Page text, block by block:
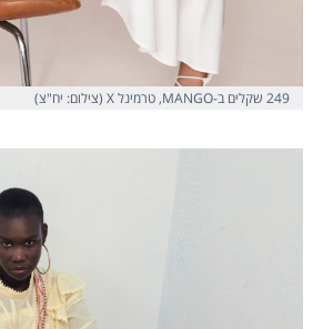
249 שקלים ב-MANGO, טרמינל X (צילום: יח"צ)